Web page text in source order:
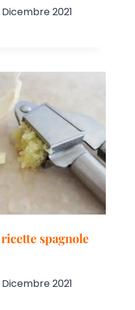
Dicembre 2021
spagnole
Dicembre 2021